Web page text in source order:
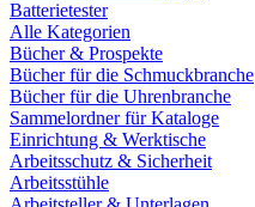
Batterietester
Alle Kategorien
Bücher & Prospekte
Bücher für die Schmuckbranche
Bücher für die Uhrenbranche
Sammelordner für Kataloge
Einrichtung & Werktische
Arbeitsschutz & Sicherheit
Arbeitsstühle